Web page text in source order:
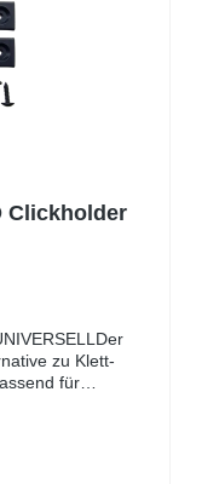
Clickholder
zu Klett-
für